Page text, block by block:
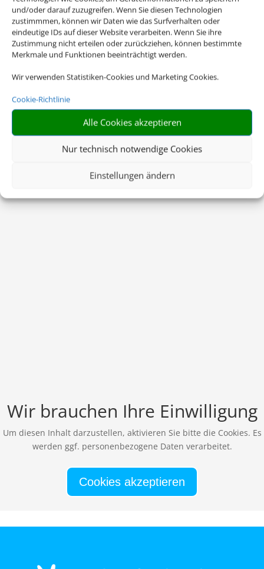
und/oder darauf zuzugreifen. Wenn Sie diesen Technologien
zustimmmen, können wir Daten wie das Surfverhalten oder
eindeutige IDs auf dieser Website verarbeiten. Wenn Sie ihre
Zustimmung nicht erteilen oder zurückziehen, können bestimmte
Merkmale und Funktionen beeinträchtigt werden.
Wir verwenden Statistiken-Cookies und Marketing Cookies.
Cookie-Richtlinie
Alle Cookies akzeptieren
Nur technisch notwendige Cookies
Einstellungen ändern
Wir brauchen Ihre Einwilligung
Um diesen Inhalt darzustellen, aktivieren Sie bitte die Cookies. Es
werden ggf. personenbezogene Daten verarbeitet.
Cookies akzeptieren